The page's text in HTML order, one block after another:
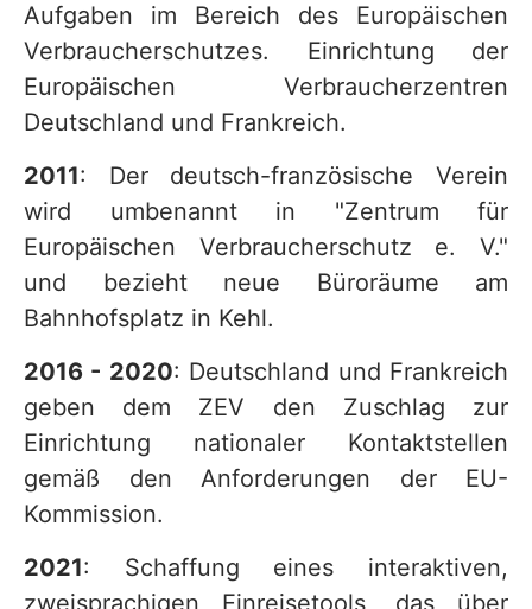
Aufgaben im Bereich des Europäischen
Verbraucherschutzes. Einrichtung der
Europäischen Verbraucherzentren
Deutschland und Frankreich.
2011: Der deutsch-französische Verein
wird umbenannt in "Zentrum für
Europäischen Verbraucherschutz e. V."
und bezieht neue Büroräume am
Bahnhofsplatz in Kehl.
2016 - 2020: Deutschland und Frankreich
geben dem ZEV den Zuschlag zur
Einrichtung nationaler Kontaktstellen
gemäß den Anforderungen der EU-
Kommission.
2021: Schaffung eines interaktiven,
zweisprachigen Einreisetools, das über